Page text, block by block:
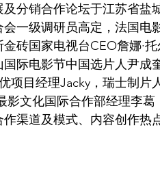
及分销合作论坛于江苏省
一级调研员高定，法国电
砖国家电视台CEO詹娜·
际电影节中国选片人尹成
项目经理Jacky，瑞士制片
影文化国际合作部经理李
渠道及模式、内容创作热